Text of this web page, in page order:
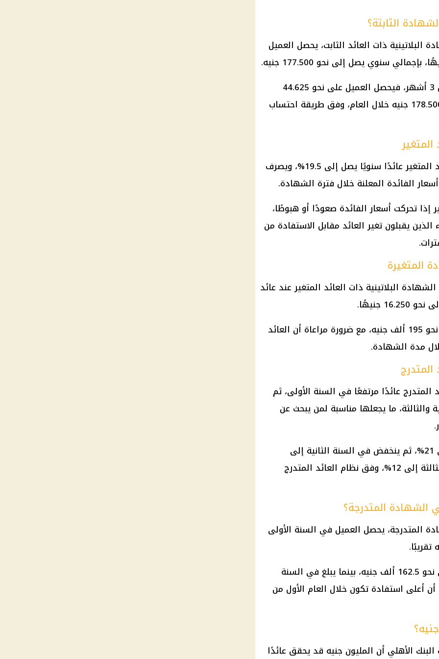
الثابتة؟
ذات العائد الثابت، يحصل العميل
أما في حالة اختيار صرف العائد كل 3 أشهر، فيحصل العميل على نحو 44.625
جنيهًا ربع سنويًا، بما يعادل قرابة 178.500 جنيه خلال العام، وفق طريقة احتساب
توفر الشهادة البلاتينية ذات العائد المتغير عائدًا سنويًا يصل إلى 19.5%، ويصرف
الفائدة المعلنة خلال فترة الشهادة.
إذا تحركت أسعار الفائدة صعودًا أو هبوطًا،
يقبلون تغير العائد مقابل الاستفادة من
المتغيرة
الشهادة البلاتينية ذات العائد المتغير عند عائد
وبذلك يبلغ إجمالي العائد السنوي نحو 195 ألف جنيه، مع ضرورة مراعاة أن العائد
مدة الشهادة.
المتدرج
المتدرج عائدًا مرتفعًا في السنة الأولى، ثم
والثالثة، ما يجعلها مناسبة لمن يبحث عن
.
ويصل العائد في السنة الأولى إلى 21%، ثم ينخفض في السنة الثانية إلى
16.25%، قبل أن يصل في السنة الثالثة إلى 12%، وفق نظام العائد المتدرج
الشهادة المتدرجة؟
المتدرجة، يحصل العميل في السنة الأولى
وفي السنة الثانية يصل العائد إلى نحو 162.5 ألف جنيه، بينما يبلغ في السنة
ما يعني أن أعلى استفادة تكون خلال العام الأول من
الأهلي أن المليون جنيه قد يحقق عائدًا